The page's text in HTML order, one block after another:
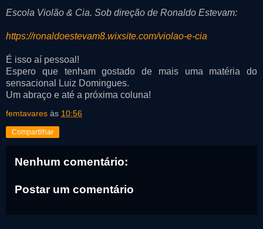
Escola Violão & Cia. Sob direção de Ronaldo Estevam:
https://ronaldoestevam8.wixsite.com/violao-e-cia
É isso aí pessoal!
Espero que tenham gostado de mais uma matéria do
sensacional Luiz Domingues.
Um abraço e até a próxima coluna!
femtavares às 10:56
Compartilhar
Nenhum comentário:
Postar um comentário